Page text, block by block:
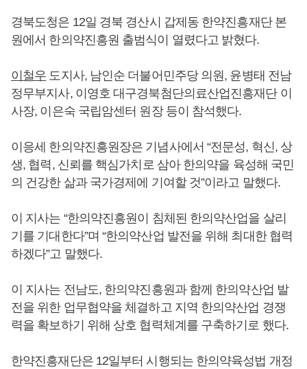
경북도청은 12일 경북 경산시 갑제동 한약진흥재단 본
원에서 한의약진흥원 출범식이 열렸다고 밝혔다.
이철우 도지사, 남인순 더불어민주당 의원, 윤병태 전남
정무부지사, 이영호 대구경북첨단의료산업진흥재단 이
사장, 이은숙 국립암센터 원장 등이 참석했다.
이응세 한의약진흥원장은 기념사에서 “전문성, 혁신, 상
생, 협력, 신뢰를 핵심가치로 삼아 한의약을 육성해 국민
의 건강한 삶과 국가경제에 기여할 것”이라고 말했다.
이 지사는 “한의약진흥원이 침체된 한의약산업을 살리
기를 기대한다”며 “한의약산업 발전을 위해 최대한 협력
하겠다”고 말했다.
이 지사는 전남도, 한의약진흥원과 함께 한의약산업 발
전을 위한 업무협약을 체결하고 지역 한의약산업 경쟁
력을 확보하기 위해 상호 협력체계를 구축하기로 했다.
한약진흥재단은 12일부터 시행되는 한의약육성법 개정